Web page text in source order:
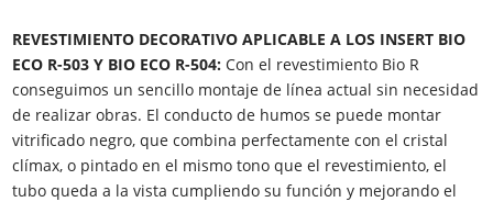
REVESTIMIENTO DECORATIVO APLICABLE A LOS INSERT BIO
ECO R-503 Y BIO ECO R-504:Con el revestimiento Bio R
conseguimos un sencillo montaje de línea actual sin necesidad
de realizar obras. El conducto de humos se puede montar
vitrificado negro, que combina perfectamente con el cristal
clímax, o pintado en el mismo tono que el revestimiento, el
tubo queda a la vista cumpliendo su función y mejorando el